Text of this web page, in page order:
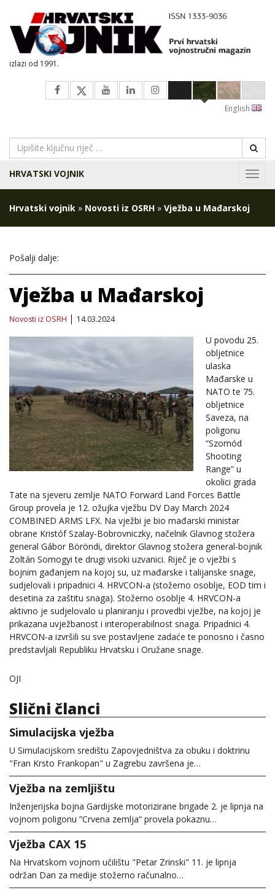
izlazi od 1991.
English
HRVATSKI VOJNIK
Hrvatski vojnik » Novosti iz OSRH » Vježba u Mađarskoj
Pošalji dalje:
Vježba u Mađarskoj
Novosti iz OSRH 14.03.2024
U povodu 25.
obljetnice
ulaska
Mađarske u
NATO te 75.
obljetnice
Saveza, na
poligonu
“Szomód
Shooting
Range” u
okolici grada
Tate na sjeveru zemlje NATO Forward Land Forces Battle
Group provela je 12. ožujka vježbu DV Day March 2024
COMBINED ARMS LFX. Na vježbi je bio mađarski ministar
obrane Kristóf Szalay-Bobrovniczky, načelnik Glavnog stožera
general Gábor Böröndi, direktor Glavnog stožera general-bojnik
Zoltán Somogyi te drugi visoki uzvanici. Riječ je o vježbi s
bojnim gađanjem na kojoj su, uz mađarske i talijanske snage,
sudjelovali i pripadnici 4. HRVCON-a (stožerno osoblje, EOD tim i
desetina za zaštitu snaga). Stožerno osoblje 4. HRVCON-a
aktivno je sudjelovalo u planiranju i provedbi vježbe, na kojoj je
prikazana uvježbanost i interoperabilnost snaga. Pripadnici 4.
HRVCON-a izvršili su sve postavljene zadaće te ponosno i časno
predstavljali Republiku Hrvatsku i Oružane snage.
OJI
Slični članci
Simulacijska vježba
U Simulacijskom središtu Zapovjedništva za obuku i doktrinu
"Fran Krsto Frankopan" u Zagrebu završena je…
Vježba na zemljištu
Inženjerijska bojna Gardijske motorizirane brigade 2. je lipnja na
vojnom poligonu ”Crvena zemlja“ provela pokaznu…
Vježba CAX 15
Na Hrvatskom vojnom učilištu "Petar Zrinski" 11. je lipnja
održan Dan za medije stožerno računalno…